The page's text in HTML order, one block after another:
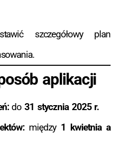
szczegółowy plan
aplikacji
do31 stycznia 2025 r.
między 1 kwietnia a